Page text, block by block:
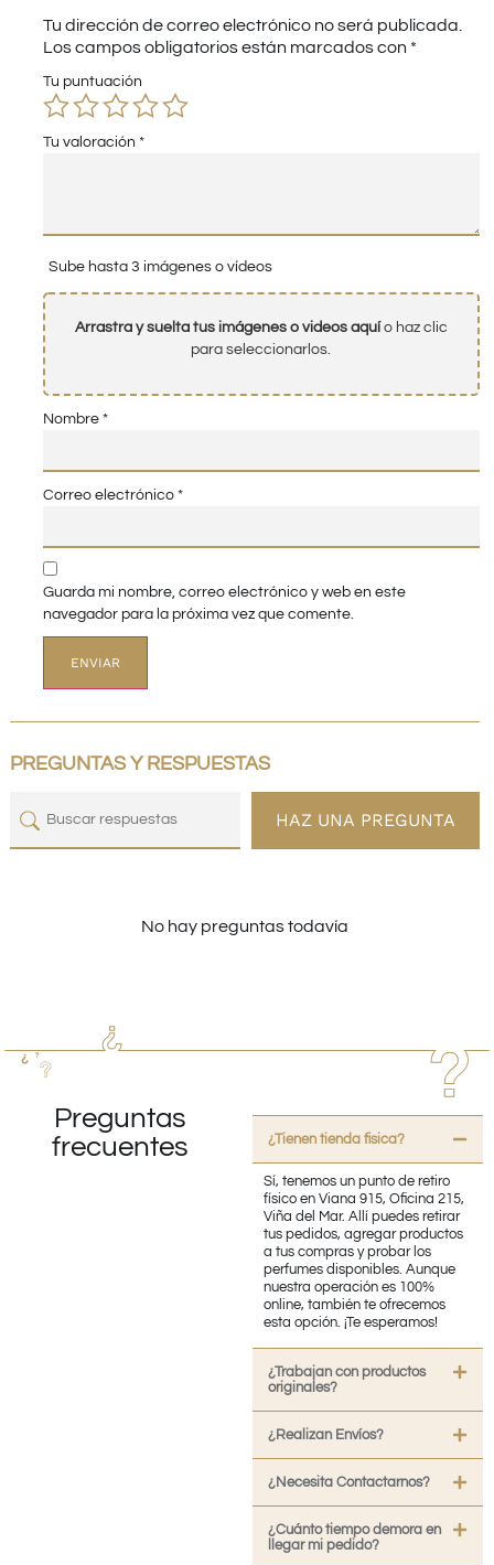
Tu dirección de correo electrónico no será publicada.
Los campos obligatorios están marcados con *
Tu puntuación
Tu valoración *
Sube hasta 3 imágenes o vídeos
Arrastra y suelta tus imágenes o videos aquío haz clic
para seleccionarlos.
Nombre *
Correo electrónico *
Guarda mi nombre, correo electrónico y web en este
navegador para la próxima vez que comente.
PREGUNTAS Y RESPUESTAS
HAZ UNA PREGUNTA
No hay preguntas todavía
Preguntas
frecuentes
¿Tienen tienda fisica?
Sí, tenemos un punto de retiro
físico en Viana 915, Oficina 215,
Viña del Mar. Allí puedes retirar
tus pedidos, agregar productos
a tus compras y probar los
perfumes disponibles. Aunque
nuestra operación es 100%
online, también te ofrecemos
esta opción. ¡Te esperamos!
¿Trabajan con productos
originales?
¿Realizan Envíos?
¿Necesita Contactarnos?
¿Cuánto tiempo demora en
llegar mi pedido?